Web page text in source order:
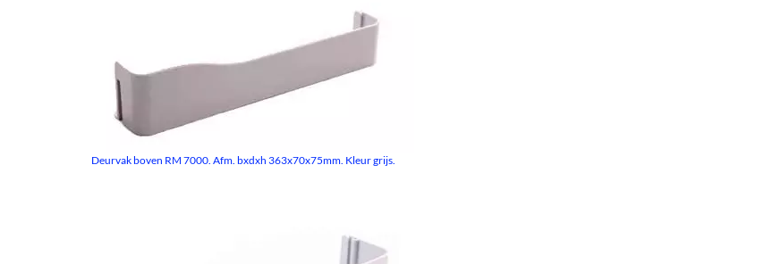
Deurvak boven RM 7000. Afm. bxdxh 363x70x75mm. Kleur grijs.